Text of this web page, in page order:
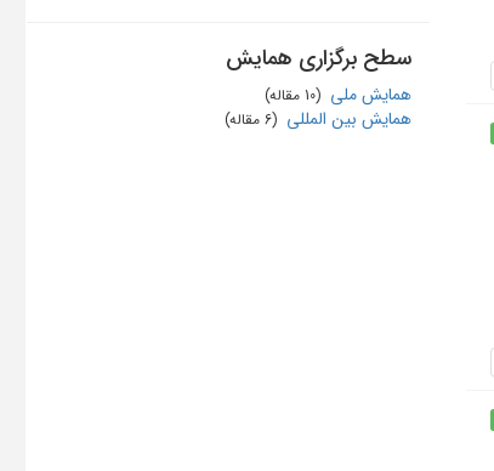
سطح برگزاری همایش
همایش ملی ‏ (10 مقاله)
همایش بین المللی ‏ (6 مقاله)